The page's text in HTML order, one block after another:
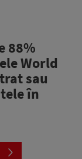
88%
World
sau
în